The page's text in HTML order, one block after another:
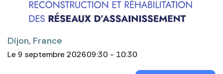
Dijon, France
Le 9 septembre 202609:30 - 10:30